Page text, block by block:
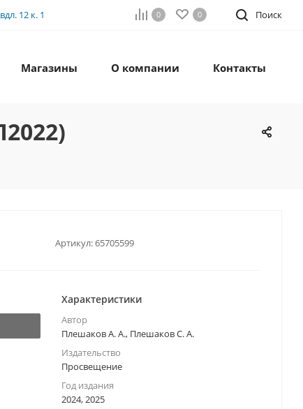
12 к. 1 Поиск
0 0
Магазины О компании Контакты
Артикул:65705599
Характеристики
Автор
Плешаков А. А., Плешаков С. А.
Издательство
Просвещение
Год издания
2024, 2025